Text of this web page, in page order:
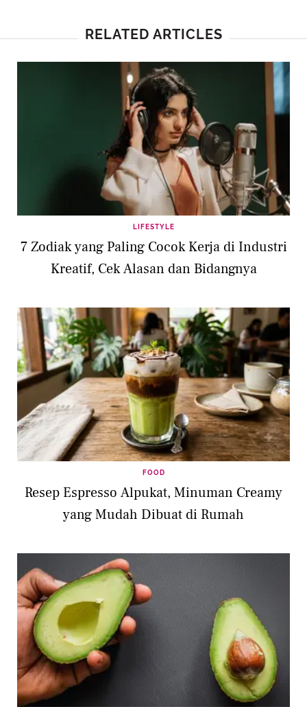
RELATED ARTICLES
LIFESTYLE
7 Zodiak yang Paling Cocok Kerja di Industri
Kreatif, Cek Alasan dan Bidangnya
FOOD
Resep Espresso Alpukat, Minuman Creamy
yang Mudah Dibuat di Rumah